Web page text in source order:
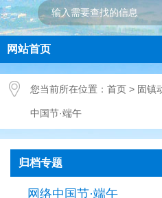
网站首页
您当前所在位置： 首页 > 固镇
中国节·端午
归档专题
网络中国节·端午